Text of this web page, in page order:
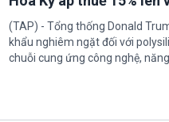
(TAP) - Tổng thống Donald
khẩu nghiêm ngặt đối với
chuỗi cung ứng công nghệ,